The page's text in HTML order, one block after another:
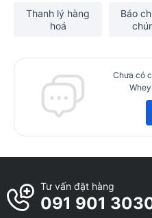
Thanh lý hàng
hoá
Báo
Chưa có
Tư vấn đặt hàng
091 901